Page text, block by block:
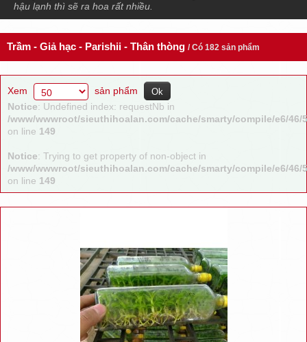
hậu lạnh thì sẽ ra hoa rất nhiều.
Trầm - Giả hạc - Parishii - Thân thòng / Có 182 sản phẩm
Xem
sản phẩm
Notice: Undefined index: requestNb in
/www/wwwroot/sieuthihoalan.com/cache/smarty/compile/e6/46/
on line 149
Notice: Trying to get property of non-object in
/www/wwwroot/sieuthihoalan.com/cache/smarty/compile/e6/46/
on line 149